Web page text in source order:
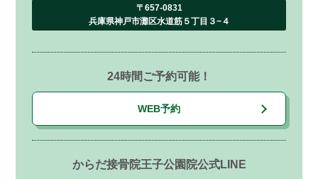
〒657-0831
兵庫県神戸市灘区水道筋５丁目３−４
24時間ご予約可能！
WEB予約
からだ接骨院王子公園院公式LINE